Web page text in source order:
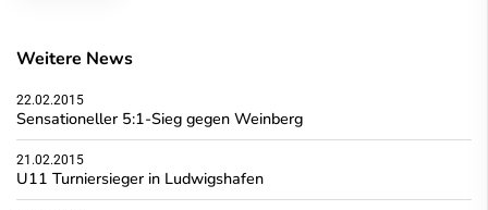
Weitere News
22.02.2015
Sensationeller 5:1-Sieg gegen Weinberg
21.02.2015
U11 Turniersieger in Ludwigshafen